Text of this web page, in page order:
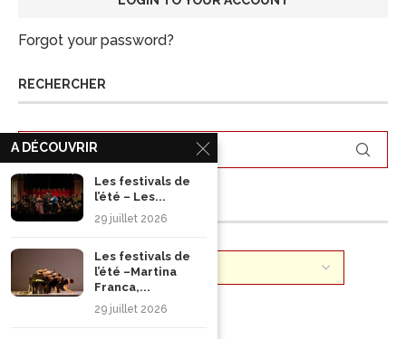
Forgot your password?
RECHERCHER
ARCHIVES
A DÉCOUVRIR
Les festivals de
l’été – Les...
29 juillet 2026
Les festivals de
l’été –Martina
Franca,...
29 juillet 2026